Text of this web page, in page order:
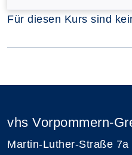
Für diesen Kurs sind
vhs Vorpommern-
Martin-Luther-Straße 7a